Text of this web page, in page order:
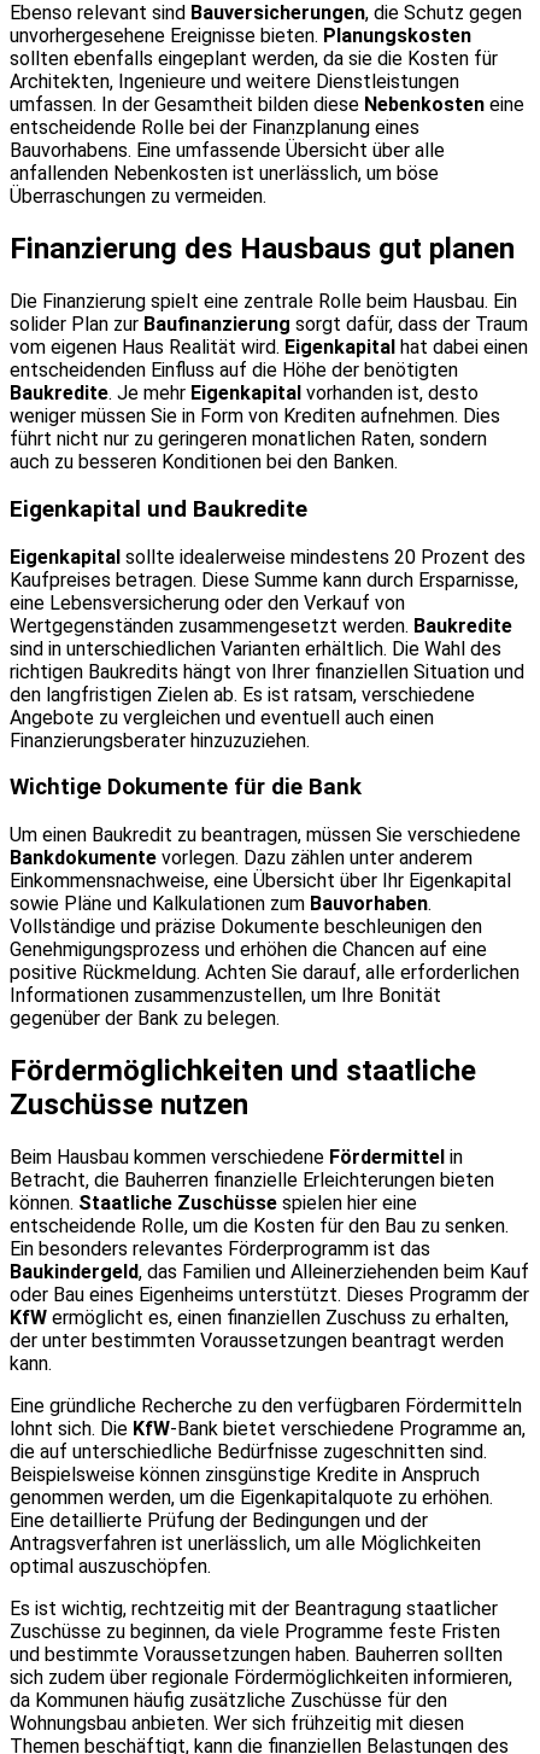
Ebenso relevant sind Bauversicherungen, die Schutz gegen
unvorhergesehene Ereignisse bieten. Planungskosten
sollten ebenfalls eingeplant werden, da sie die Kosten für
Architekten, Ingenieure und weitere Dienstleistungen
umfassen. In der Gesamtheit bilden diese Nebenkosten eine
entscheidende Rolle bei der Finanzplanung eines
Bauvorhabens. Eine umfassende Übersicht über alle
anfallenden Nebenkosten ist unerlässlich, um böse
Überraschungen zu vermeiden.
Finanzierung des Hausbaus gut planen
Die Finanzierung spielt eine zentrale Rolle beim Hausbau. Ein
solider Plan zur Baufinanzierung sorgt dafür, dass der Traum
vom eigenen Haus Realität wird. Eigenkapital hat dabei einen
entscheidenden Einfluss auf die Höhe der benötigten
Baukredite. Je mehr Eigenkapital vorhanden ist, desto
weniger müssen Sie in Form von Krediten aufnehmen. Dies
führt nicht nur zu geringeren monatlichen Raten, sondern
auch zu besseren Konditionen bei den Banken.
Eigenkapital und Baukredite
Eigenkapital sollte idealerweise mindestens 20 Prozent des
Kaufpreises betragen. Diese Summe kann durch Ersparnisse,
eine Lebensversicherung oder den Verkauf von
Wertgegenständen zusammengesetzt werden. Baukredite
sind in unterschiedlichen Varianten erhältlich. Die Wahl des
richtigen Baukredits hängt von Ihrer finanziellen Situation und
den langfristigen Zielen ab. Es ist ratsam, verschiedene
Angebote zu vergleichen und eventuell auch einen
Finanzierungsberater hinzuzuziehen.
Wichtige Dokumente für die Bank
Um einen Baukredit zu beantragen, müssen Sie verschiedene
Bankdokumente vorlegen. Dazu zählen unter anderem
Einkommensnachweise, eine Übersicht über Ihr Eigenkapital
sowie Pläne und Kalkulationen zum Bauvorhaben.
Vollständige und präzise Dokumente beschleunigen den
Genehmigungsprozess und erhöhen die Chancen auf eine
positive Rückmeldung. Achten Sie darauf, alle erforderlichen
Informationen zusammenzustellen, um Ihre Bonität
gegenüber der Bank zu belegen.
Fördermöglichkeiten und staatliche
Zuschüsse nutzen
Beim Hausbau kommen verschiedene Fördermittel in
Betracht, die Bauherren finanzielle Erleichterungen bieten
können. Staatliche Zuschüsse spielen hier eine
entscheidende Rolle, um die Kosten für den Bau zu senken.
Ein besonders relevantes Förderprogramm ist das
Baukindergeld, das Familien und Alleinerziehenden beim Kauf
oder Bau eines Eigenheims unterstützt. Dieses Programm der
KfW ermöglicht es, einen finanziellen Zuschuss zu erhalten,
der unter bestimmten Voraussetzungen beantragt werden
kann.
Eine gründliche Recherche zu den verfügbaren Fördermitteln
lohnt sich. Die KfW-Bank bietet verschiedene Programme an,
die auf unterschiedliche Bedürfnisse zugeschnitten sind.
Beispielsweise können zinsgünstige Kredite in Anspruch
genommen werden, um die Eigenkapitalquote zu erhöhen.
Eine detaillierte Prüfung der Bedingungen und der
Antragsverfahren ist unerlässlich, um alle Möglichkeiten
optimal auszuschöpfen.
Es ist wichtig, rechtzeitig mit der Beantragung staatlicher
Zuschüsse zu beginnen, da viele Programme feste Fristen
und bestimmte Voraussetzungen haben. Bauherren sollten
sich zudem über regionale Fördermöglichkeiten informieren,
da Kommunen häufig zusätzliche Zuschüsse für den
Wohnungsbau anbieten. Wer sich frühzeitig mit diesen
Themen beschäftigt, kann die finanziellen Belastungen des